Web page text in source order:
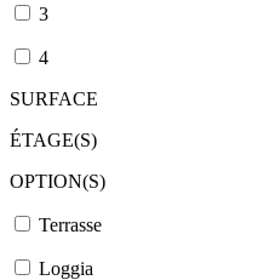
3
4
SURFACE
ÉTAGE(S)
OPTION(S)
Terrasse
Loggia